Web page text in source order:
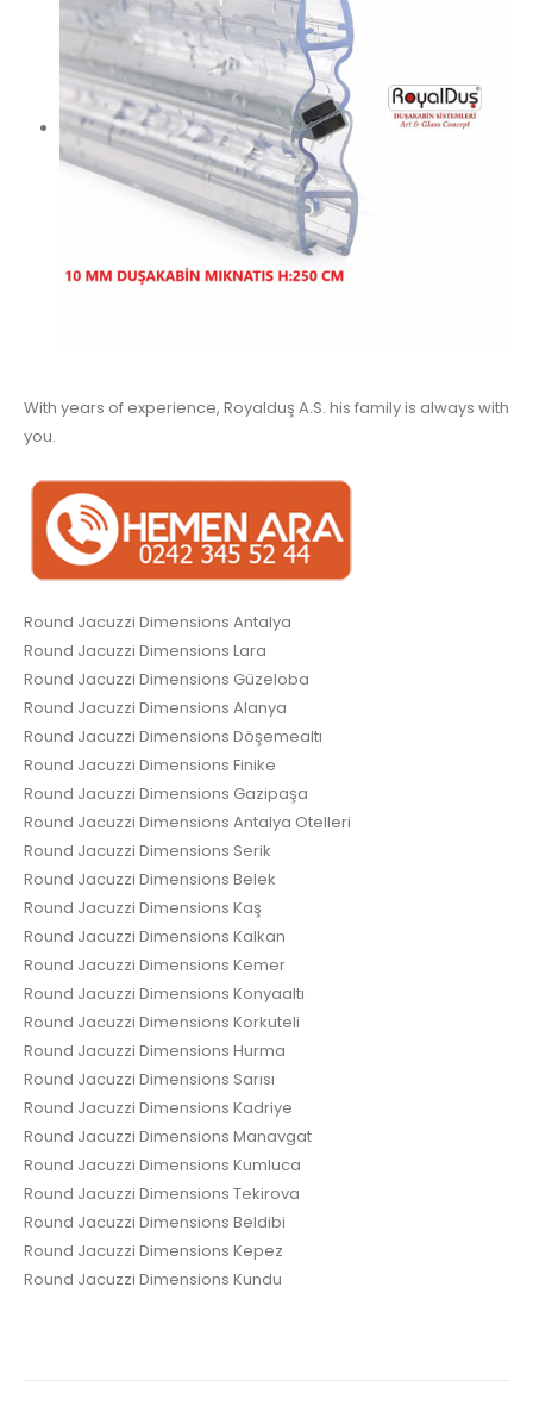
With years of experience, Royalduş A.S. his family is always with
you.
Round Jacuzzi Dimensions Antalya
Round Jacuzzi Dimensions Lara
Round Jacuzzi Dimensions Güzeloba
Round Jacuzzi Dimensions Alanya
Round Jacuzzi Dimensions Döşemealtı
Round Jacuzzi Dimensions Finike
Round Jacuzzi Dimensions Gazipaşa
Round Jacuzzi Dimensions Antalya Otelleri
Round Jacuzzi Dimensions Serik
Round Jacuzzi Dimensions Belek
Round Jacuzzi Dimensions Kaş
Round Jacuzzi Dimensions Kalkan
Round Jacuzzi Dimensions Kemer
Round Jacuzzi Dimensions Konyaaltı
Round Jacuzzi Dimensions Korkuteli
Round Jacuzzi Dimensions Hurma
Round Jacuzzi Dimensions Sarısı
Round Jacuzzi Dimensions Kadriye
Round Jacuzzi Dimensions Manavgat
Round Jacuzzi Dimensions Kumluca
Round Jacuzzi Dimensions Tekirova
Round Jacuzzi Dimensions Beldibi
Round Jacuzzi Dimensions Kepez
Round Jacuzzi Dimensions Kundu